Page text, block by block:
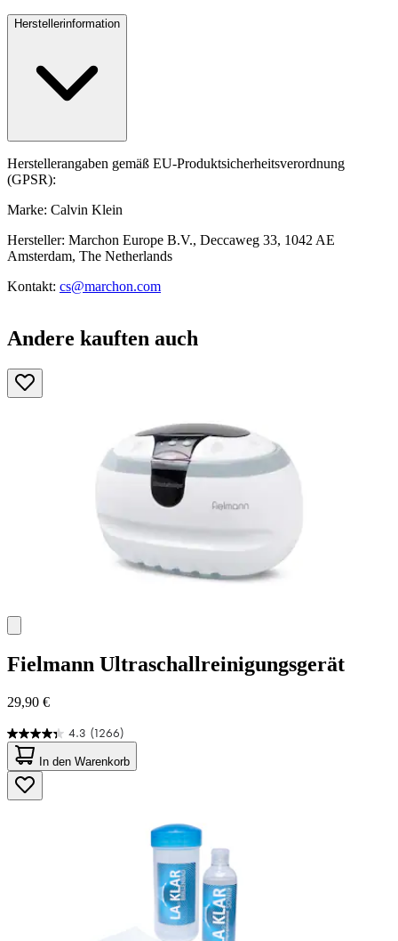
Herstellerinformation
Herstellerangaben gemäß EU-Produktsicherheitsverordnung
(GPSR):
Marke: Calvin Klein
Hersteller: Marchon Europe B.V., Deccaweg 33, 1042 AE
Amsterdam, The Netherlands
Kontakt: cs@marchon.com
Andere kauften auch
Fielmann Ultraschallreinigungsgerät
29,90 €
4.3 (1266)
4.3
von
5
Sternen.
1266
In den Warenkorb